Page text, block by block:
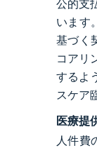
公的支
います
基づく
コアリ
するよ
スケア
医療提
人件費